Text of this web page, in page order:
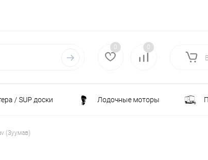
0 0
/ SUP доски Лодочные моторы
(Зуумав)